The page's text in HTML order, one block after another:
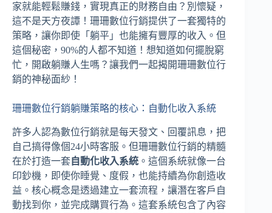
家就能輕鬆賺錢，實現真正的財務自由？別懷疑，
這不是天方夜譚！珊珊數位行銷提供了一套獨特的
策略，讓你即使「躺平」也能擁有豐厚的收入。但
這個秘密，90%的人都不知道！想知道如何擺脫窮
忙，開啟躺賺人生嗎？讓我們一起揭開珊珊數位行
銷的神秘面紗！
珊珊數位行銷躺賺策略的核心：自動化收入系統
許多人認為數位行銷就是每天發文、回覆訊息，把
自己搞得像個24小時客服。但珊珊數位行銷的精髓
在於打造一套自動化收入系統 。這個系統就像一台
印鈔機，即使你睡覺、度假，也能持續為你創造收
益。核心概念是透過建立一套流程，讓潛在客戶自
動找到你，並完成購買行為。這套系統包含了內容